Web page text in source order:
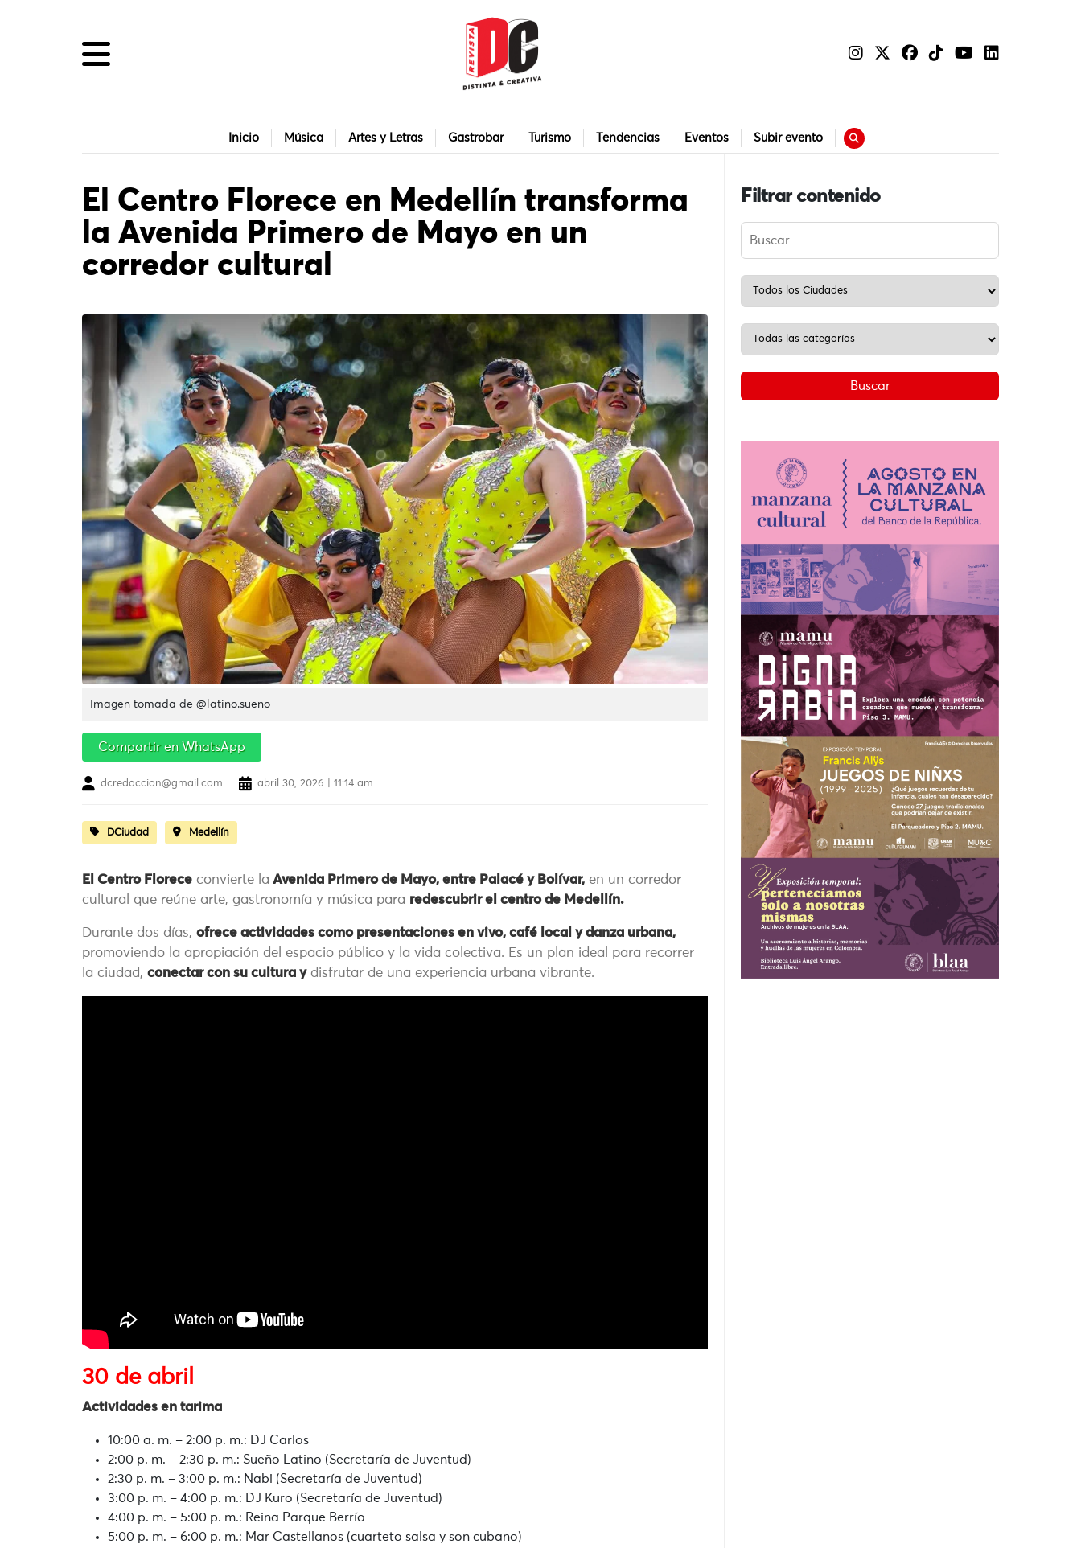
Inicio Música Artes y Letras Gastrobar Turismo Tendencias Eventos Subir evento
El Centro Florece en Medellín transforma
la Avenida Primero de Mayo en un
corredor cultural
Imagen tomada de @latino.sueno
Compartir en WhatsApp
dcredaccion@gmail.com abril 30, 2026 | 11:14 am
DCiudad Medellín
El Centro Florece convierte la Avenida Primero de Mayo, entre Palacé y Bolívar, en un corredor
cultural que reúne arte, gastronomía y música para redescubrir el centro de Medellín.
Durante dos días, ofrece actividades como presentaciones en vivo, café local y danza urbana,
promoviendo la apropiación del espacio público y la vida colectiva. Es un plan ideal para recorrer
la ciudad, conectar con su cultura ydisfrutar de una experiencia urbana vibrante.
30 de abril
Actividades en tarima
10:00 a. m. – 2:00 p. m.: DJ Carlos
2:00 p. m. – 2:30 p. m.: Sueño Latino (Secretaría de Juventud)
2:30 p. m. – 3:00 p. m.: Nabi (Secretaría de Juventud)
3:00 p. m. – 4:00 p. m.: DJ Kuro (Secretaría de Juventud)
4:00 p. m. – 5:00 p. m.: Reina Parque Berrío
5:00 p. m. – 6:00 p. m.: Mar Castellanos (cuarteto salsa y son cubano)
Filtrar contenido